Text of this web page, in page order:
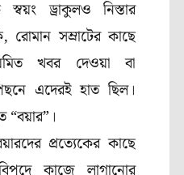
ড্রাকুলও নিস্তার
রোমান সম্রাটের কাছে
খবর দেওয়া বা
এদেরই হাত ছিল।
“বয়ার”।
প্রত্যেকের কাছে
কাজে লাগানোর